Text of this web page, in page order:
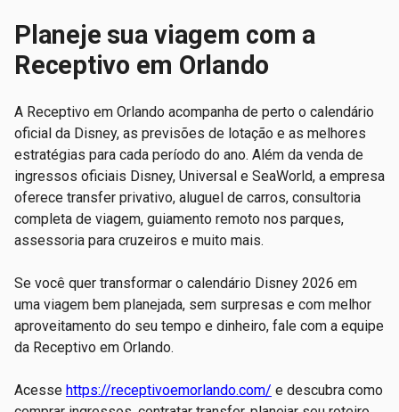
Planeje sua viagem com a
Receptivo em Orlando
A Receptivo em Orlando acompanha de perto o calendário
oficial da Disney, as previsões de lotação e as melhores
estratégias para cada período do ano. Além da venda de
ingressos oficiais Disney, Universal e SeaWorld, a empresa
oferece transfer privativo, aluguel de carros, consultoria
completa de viagem, guiamento remoto nos parques,
assessoria para cruzeiros e muito mais.
Se você quer transformar o calendário Disney 2026 em
uma viagem bem planejada, sem surpresas e com melhor
aproveitamento do seu tempo e dinheiro, fale com a equipe
da Receptivo em Orlando.
Acesse https://receptivoemorlando.com/ e descubra como